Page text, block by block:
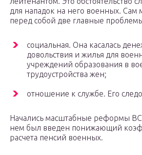
для нападок на него военных. Сам
перед собой две главные
социальная. Она касалась
довольствия и жилья для
учреждений образования в
трудоустройства жен;
отношение к службе. Его
Начались масштабные реформы
нем был введен понижающий
расчета пенсий военных.